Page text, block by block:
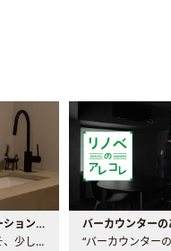
洗面所・洗面台リノベーションの事例と間取りアイデア
毎日使う場所だからこそ、少しの間取りの工夫や素材の選び方で..